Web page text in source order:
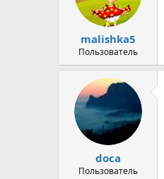
malishka5
Пользователь
doca
Пользователь